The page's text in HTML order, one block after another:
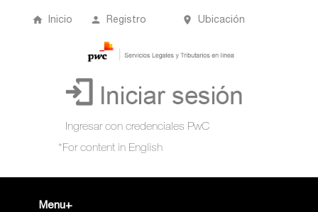
Inicio Registro Ubicación
Menu